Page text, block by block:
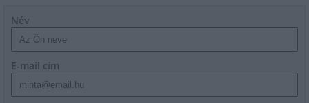
Név
E-mail cím